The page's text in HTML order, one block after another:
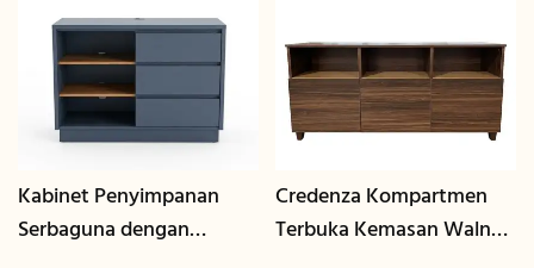
Kabinet Penyimpanan
Serbaguna dengan
Credenza Kompartmen
Terbuka Kemasan Walnut